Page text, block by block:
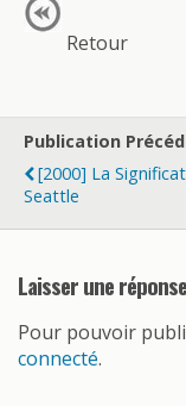
Retour
Publication
[2000] La
Seattle
Laisser une réponse
Pour pouvoir
connecté.